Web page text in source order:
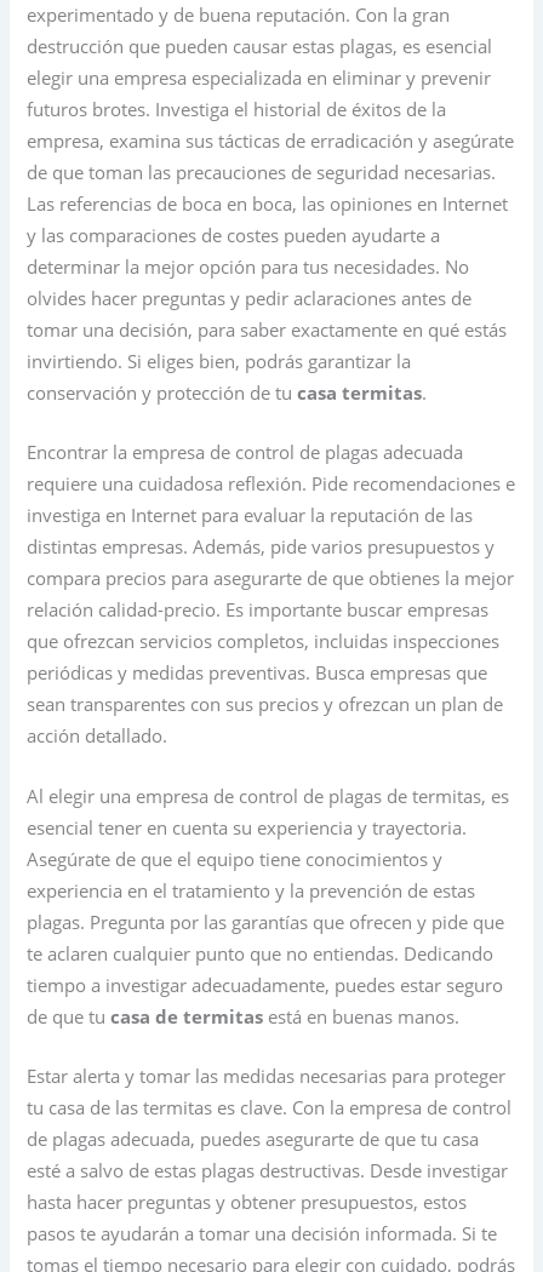
experimentado y de buena reputación. Con la gran
destrucción que pueden causar estas plagas, es esencial
elegir una empresa especializada en eliminar y prevenir
futuros brotes. Investiga el historial de éxitos de la
empresa, examina sus tácticas de erradicación y asegúrate
de que toman las precauciones de seguridad necesarias.
Las referencias de boca en boca, las opiniones en Internet
y las comparaciones de costes pueden ayudarte a
determinar la mejor opción para tus necesidades. No
olvides hacer preguntas y pedir aclaraciones antes de
tomar una decisión, para saber exactamente en qué estás
invirtiendo. Si eliges bien, podrás garantizar la
conservación y protección de tucasa termitas.
Encontrar la empresa de control de plagas adecuada
requiere una cuidadosa reflexión. Pide recomendaciones e
investiga en Internet para evaluar la reputación de las
distintas empresas. Además, pide varios presupuestos y
compara precios para asegurarte de que obtienes la mejor
relación calidad-precio. Es importante buscar empresas
que ofrezcan servicios completos, incluidas inspecciones
periódicas y medidas preventivas. Busca empresas que
sean transparentes con sus precios y ofrezcan un plan de
acción detallado.
Al elegir una empresa de control de plagas de termitas, es
esencial tener en cuenta su experiencia y trayectoria.
Asegúrate de que el equipo tiene conocimientos y
experiencia en el tratamiento y la prevención de estas
plagas. Pregunta por las garantías que ofrecen y pide que
te aclaren cualquier punto que no entiendas. Dedicando
tiempo a investigar adecuadamente, puedes estar seguro
de que tucasa de termitas está en buenas manos.
Estar alerta y tomar las medidas necesarias para proteger
tu casa de las termitas es clave. Con la empresa de control
de plagas adecuada, puedes asegurarte de que tu casa
esté a salvo de estas plagas destructivas. Desde investigar
hasta hacer preguntas y obtener presupuestos, estos
pasos te ayudarán a tomar una decisión informada. Si te
tomas el tiempo necesario para elegir con cuidado, podrás